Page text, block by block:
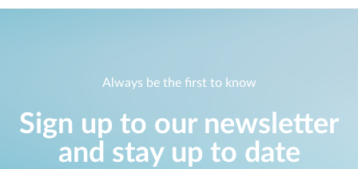
Always be the first to know
Sign up to our newsletter
and stay up to date